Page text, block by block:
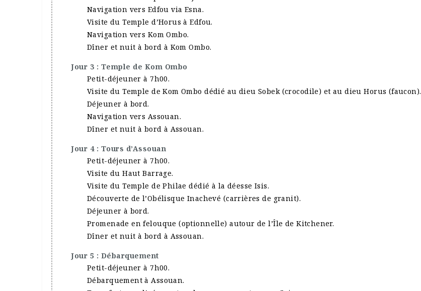
Navigation vers Edfou via Esna.
Visite du Temple d’Horus à Edfou.
Navigation vers Kom Ombo.
Dîner et nuit à bord à Kom Ombo.
Jour 3 : Temple de Kom Ombo
Petit-déjeuner à 7h00.
Visite du Temple de Kom Ombo dédié au dieu Sobek (crocodile) et au dieu Horus (faucon).
Déjeuner à bord.
Navigation vers Assouan.
Dîner et nuit à bord à Assouan.
Jour 4 : Tours d’Assouan
Petit-déjeuner à 7h00.
Visite du Haut Barrage.
Visite du Temple de Philae dédié à la déesse Isis.
Découverte de l’Obélisque Inachevé (carrières de granit).
Déjeuner à bord.
Promenade en felouque (optionnelle) autour de l’Île de Kitchener.
Dîner et nuit à bord à Assouan.
Jour 5 : Débarquement
Petit-déjeuner à 7h00.
Débarquement à Assouan.